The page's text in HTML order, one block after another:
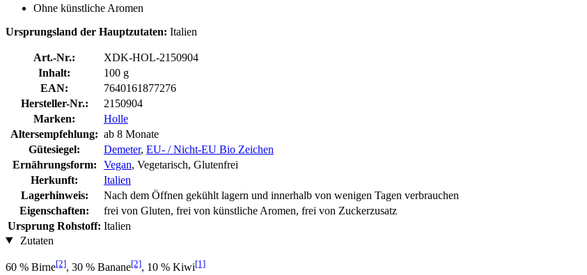
Ohne künstliche Aromen
Ursprungsland der Hauptzutaten: Italien
Art.-Nr.:
XDK-HOL-2150904
Inhalt:
100 g
EAN:
7640161877276
Hersteller-Nr.:
2150904
Marken:
Holle
Altersempfehlung: ab 8 Monate
Gütesiegel:
Demeter, EU- / Nicht-EU Bio Zeichen
Ernährungsform:
Vegan, Vegetarisch, Glutenfrei
Herkunft:
Italien
Lagerhinweis:
Nach dem Öffnen gekühlt lagern und innerhalb von wenigen Tagen verbrauchen
Eigenschaften:
frei von Gluten, frei von künstliche Aromen, frei von Zuckerzusatz
Ursprung Rohstoff: Italien
Zutaten
60 % Birne[2], 30 % Banane[2], 10 % Kiwi[1]